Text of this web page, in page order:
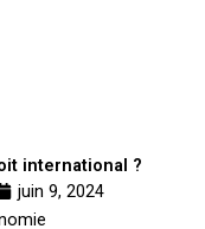
international ?
juin 9, 2024